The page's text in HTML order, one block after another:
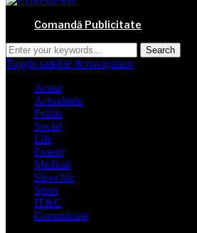
Comandă Publicitate
Toggle sidebar & navigation
Acasa
Actualitate
Politic
Social
Life
Extern
Medical
Showbiz
Sport
IT&C
Comunicate